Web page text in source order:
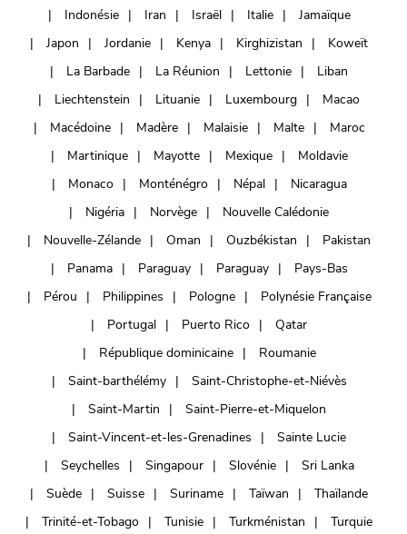
Indonésie
Iran Israël Italie
Jamaïque
Japon
Jordanie Kenya Kirghizistan
Koweït
La Barbade
La Réunion Lettonie
Liban
Liechtenstein
Lituanie Luxembourg
Macao
Macédoine
Madère Malaisie Malte
Maroc
Martinique
Mayotte Mexique
Moldavie
Monaco
Monténégro Népal
Nicaragua
Nigéria
Norvège
Nouvelle Calédonie
Nouvelle-Zélande
Oman Ouzbékistan
Pakistan
Panama
Paraguay Paraguay
Pays-Bas
Pérou
Philippines Pologne
Polynésie Française
Portugal
Puerto Rico
Qatar
République dominicaine
Roumanie
Saint-barthélémy
Saint-Christophe-et-Niévès
Saint-Martin
Saint-Pierre-et-Miquelon
Saint-Vincent-et-les-Grenadines
Sainte Lucie
Seychelles
Singapour Slovénie
Sri Lanka
Suède
Suisse Suriname Taïwan
Thaïlande
Trinité-et-Tobago
Tunisie Turkménistan
Turquie